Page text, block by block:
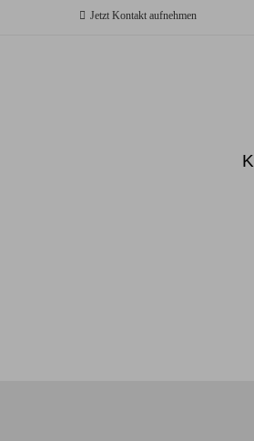
Jetzt Kontakt aufnehmen